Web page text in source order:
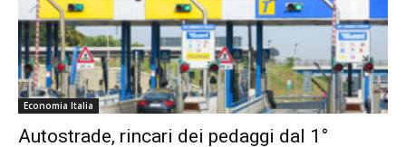
Economia Italia
Autostrade, rincari dei pedaggi dal 1°